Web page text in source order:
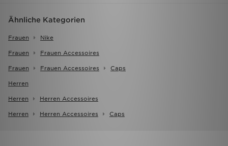
Ähnliche Kategorien
Frauen Nike
Frauen Frauen Accessoires
Frauen Frauen Accessoires Caps
Herren
Herren Herren Accessoires
Herren Herren Accessoires Caps